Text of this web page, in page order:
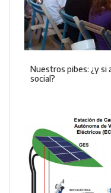
Nuestros pibes: ¿y si
social?